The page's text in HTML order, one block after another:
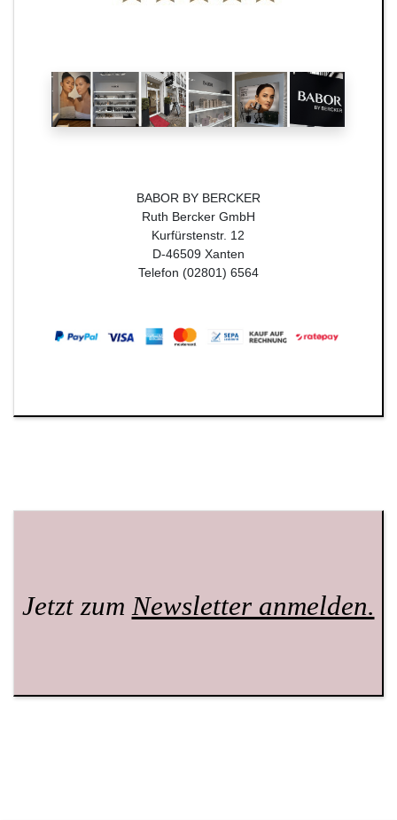
BABOR BY BERCKER
Ruth Bercker GmbH
Kurfürstenstr. 12
D-46509 Xanten
Telefon (02801) 6564
Jetzt zumNewsletter anmelden.